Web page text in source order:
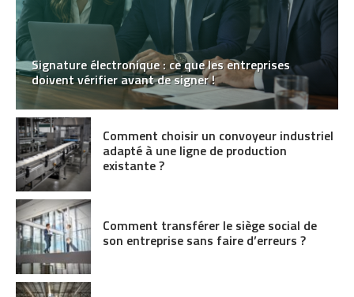
Signature électronique : ce que les entreprises
doivent vérifier avant de signer !
Comment choisir un convoyeur industriel
adapté à une ligne de production
existante ?
Comment transférer le siège social de
son entreprise sans faire d’erreurs ?